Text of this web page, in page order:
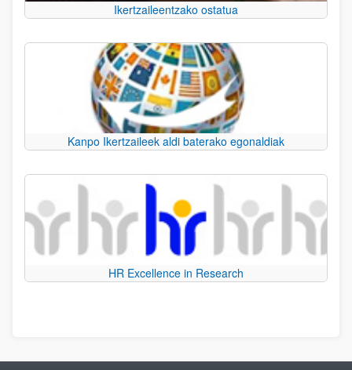
Ikertzaileentzako ostatua
Kanpo Ikertzaileek aldi baterako egonaldiak
HR Excellence in Research